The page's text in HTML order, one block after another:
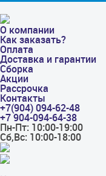
О компании
Как заказать?
Оплата
Доставка и гарантии
Сборка
Акции
Рассрочка
Контакты
+7(904) 094-62-48
+7 904-094-64-38
Пн-Пт: 10:00-19:00
Сб,Вс: 10:00-18:00